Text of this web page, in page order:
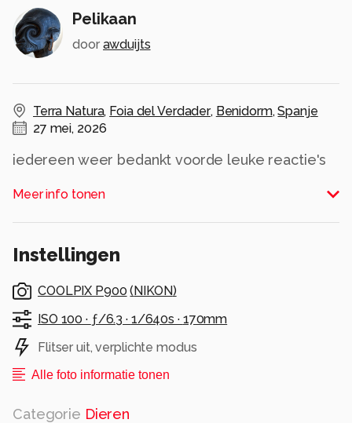
Pelikaan
door awduijts
Terra Natura, Foia del Verdader, Benidorm,Spanje
27 mei, 2026
iedereen weer bedankt voorde leuke reactie's
Meer info tonen
Instellingen
COOLPIX P900 (NIKON)
ISO 100 · ƒ/6.3 · 1/640s · 170mm
Flitser uit, verplichte modus
Alle foto informatie tonen
Categorie Dieren